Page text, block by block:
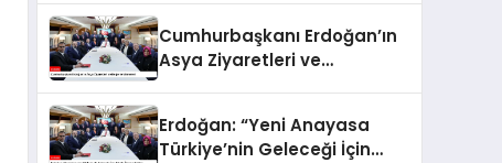
Cumhurbaşkanı Erdoğan’ın
Asya Ziyaretleri ve
Erdoğan: “Yeni Anayasa
Türkiye’nin Geleceği İçin